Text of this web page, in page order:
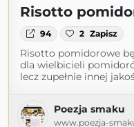
Risotto
94 2 Zapisz
Risotto pomidorowe
dla wielbicieli
lecz zupełnie innej
Poezja smaku
www.poezja-